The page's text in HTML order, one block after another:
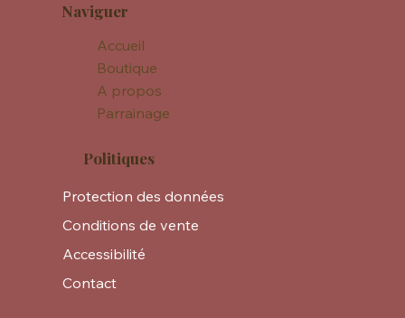
Naviguer
Accueil
Boutique
A propos
Parrainage
Politiques
Protection des données
Conditions de vente
Accessibilité
Contact